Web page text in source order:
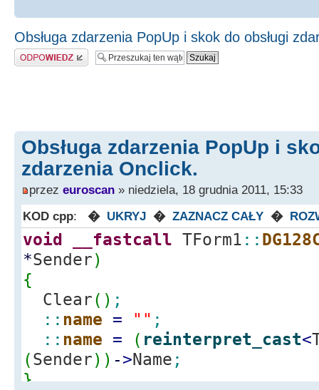
Obsługa zdarzenia PopUp i skok do obsługi
Odpowiedz
Obsługa zdarzenia PopUp i
zdarzenia Onclick.
przez euroscan » niedziela, 18 grudnia 2011, 15:33
KOD cpp: � UKRYJ � ZAZNACZ CAŁY �
void __fastcall TForm1 ::
*Sender)
{
Clear( ) ;
:: name = "" ;
:: name = ( reinterpret_cast<
(Sender) ) ->Name ;
}